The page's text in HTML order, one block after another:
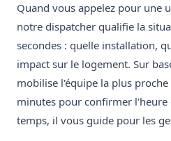
Quand vous appelez pour une
notre dispatcher qualifie la
secondes : quelle installation,
impact sur le logement. Sur
mobilise l'équipe la plus
minutes pour confirmer l'heure
temps, il vous guide pour les